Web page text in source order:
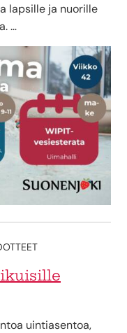
lapsille ja nuorille
…
uintiasentoa,